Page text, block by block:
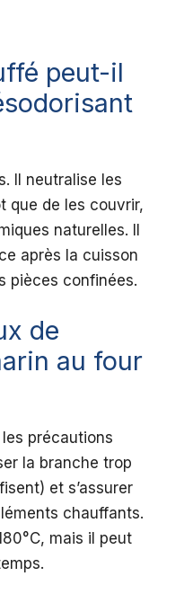
peut-il
Il neutralise les
que de les couvrir,
naturelles. Il
après la cuisson
pièces confinées.
de
au four
précautions
la branche trop
et s’assurer
chauffants.
mais il peut